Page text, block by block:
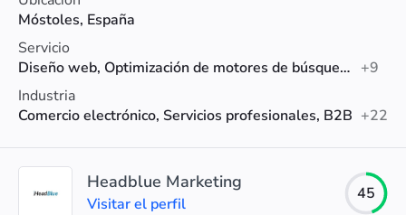
Móstoles, España
Servicio
Diseño web, Optimización de motores de búsqueda (SEO), Email Marketing +9
Industria
Comercio electrónico, Servicios profesionales, B2B +22
Headblue Marketing
Visitar el perfil
45